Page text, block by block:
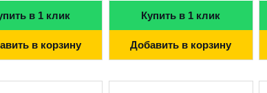
в 1 клик
в корзину
Купить в 1 клик
Добавить в корзину